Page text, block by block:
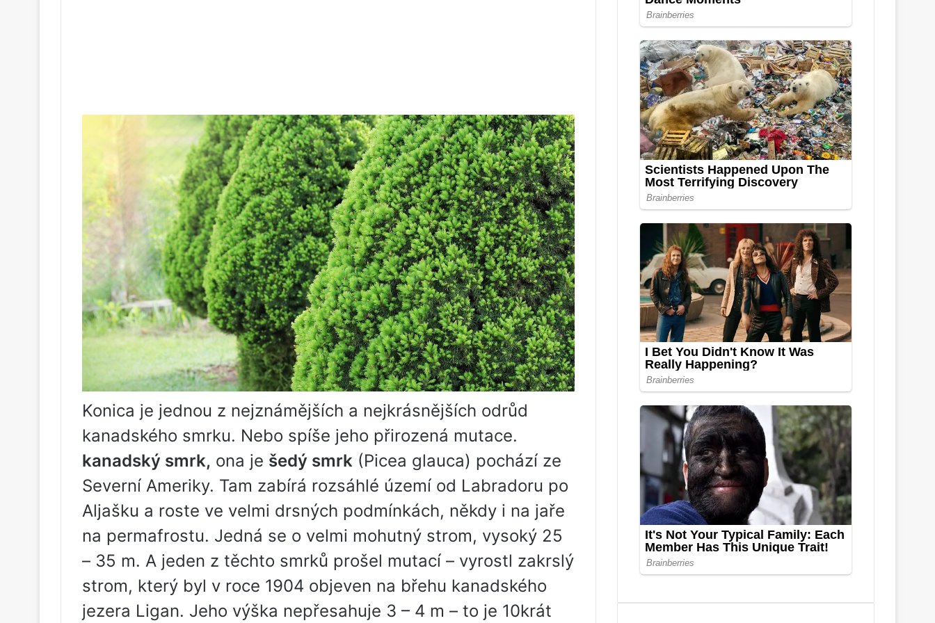
Konica je jednou z nejznámějších a nejkrásnějších odrůd
kanadského smrku. Nebo spíše jeho přirozená mutace.
kanadský smrk, ona je šedý smrk (Picea glauca) pochází ze
Severní Ameriky. Tam zabírá rozsáhlé území od Labradoru po
Aljašku a roste ve velmi drsných podmínkách, někdy i na jaře
na permafrostu. Jedná se o velmi mohutný strom, vysoký 25
– 35 m. A jeden z těchto smrků prošel mutací – vyrostl zakrslý
strom, který byl v roce 1904 objeven na břehu kanadského
jezera Ligan. Jeho výška nepřesahuje 3 – 4 m – to je 10krát